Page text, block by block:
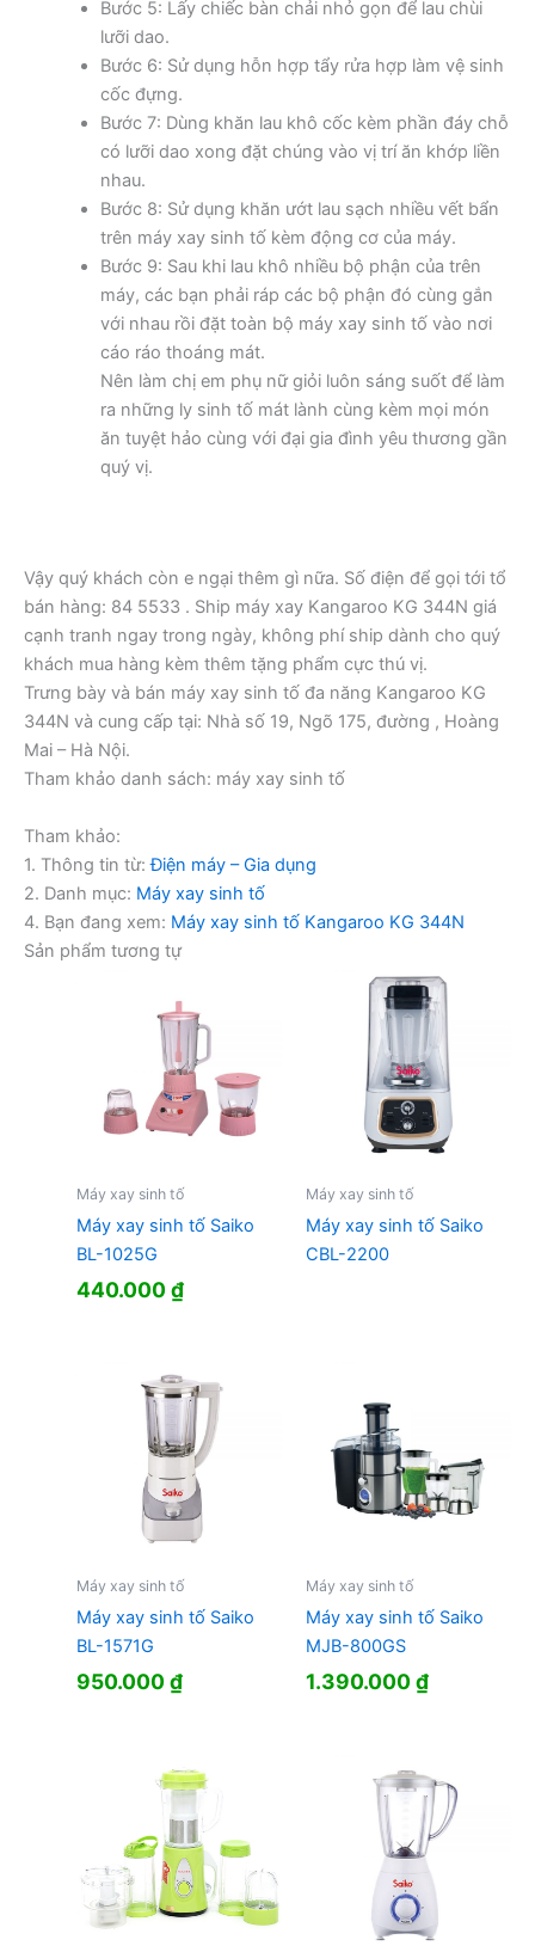
Bước 5: Lấy chiếc bàn chải nhỏ gọn để lau chùi
lưỡi dao.
Bước 6: Sử dụng hỗn hợp tẩy rửa hợp làm vệ sinh
cốc đựng.
Bước 7: Dùng khăn lau khô cốc kèm phần đáy chỗ
có lưỡi dao xong đặt chúng vào vị trí ăn khớp liền
nhau.
Bước 8: Sử dụng khăn ướt lau sạch nhiều vết bẩn
trên máy xay sinh tố kèm động cơ của máy.
Bước 9: Sau khi lau khô nhiều bộ phận của trên
máy, các bạn phải ráp các bộ phận đó cùng gắn
với nhau rồi đặt toàn bộ máy xay sinh tố vào nơi
cáo ráo thoáng mát.
Nên làm chị em phụ nữ giỏi luôn sáng suốt để làm
ra những ly sinh tố mát lành cùng kèm mọi món
ăn tuyệt hảo cùng với đại gia đình yêu thương gần
quý vị.
Vậy quý khách còn e ngại thêm gì nữa. Số điện để gọi tới tổ
bán hàng: 84 5533 . Ship máy xay Kangaroo KG 344N giá
cạnh tranh ngay trong ngày, không phí ship dành cho quý
khách mua hàng kèm thêm tặng phẩm cực thú vị.
Trưng bày và bán máy xay sinh tố đa năng Kangaroo KG
344N và cung cấp tại: Nhà số 19, Ngõ 175, đường , Hoàng
Mai – Hà Nội.
Tham khảo danh sách: máy xay sinh tố
Tham khảo:
1. Thông tin từ:Điện máy – Gia dụng
2. Danh mục: Máy xay sinh tố
4. Bạn đang xem: Máy xay sinh tố Kangaroo KG 344N
Sản phẩm tương tự
Máy xay sinh tố
Máy xay sinh tố Saiko
BL-1025G
440.000₫
Máy xay sinh tố
Máy xay sinh tố Saiko
CBL-2200
Máy xay sinh tố
Máy xay sinh tố Saiko
BL-1571G
950.000₫
Máy xay sinh tố
Máy xay sinh tố Saiko
MJB-800GS
1.390.000₫